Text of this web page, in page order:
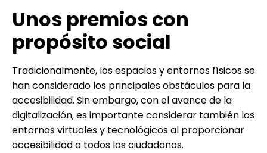
Unos premios con
propósito social
Tradicionalmente, los espacios y entornos físicos se
han considerado los principales obstáculos para la
accesibilidad. Sin embargo, con el avance de la
digitalización, es importante considerar también los
entornos virtuales y tecnológicos al proporcionar
accesibilidad a todos los ciudadanos.